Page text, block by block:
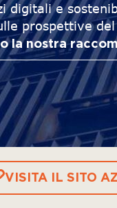
e
prospettive
la nostra
VISITA IL SITO